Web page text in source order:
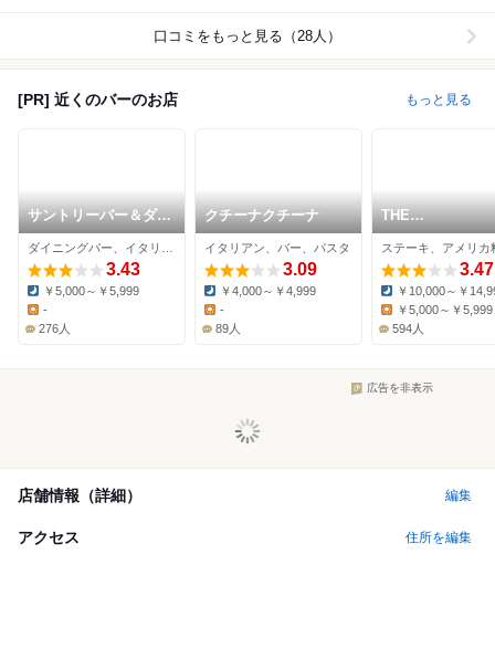
口コミをもっと見る（28人）
[PR] 近くのバーのお店 もっと見る
サントリーバー＆ダイ
ニング 北新地 水響亭
3.43
Dinner:
￥5,000～￥5,999
-
276人
クチーナクチーナ
イタリアン、バー、パスタ
3.09
Dinner:
￥4,000～￥4,999
Lunch:
-
89人
THE
GRILL BAR
TERRACE 3.47
Dinner:
￥10,000～￥
￥5,000～￥5,999
594人
広告を非表示
店舗情報（詳細） 編集
アクセス 住所を編集